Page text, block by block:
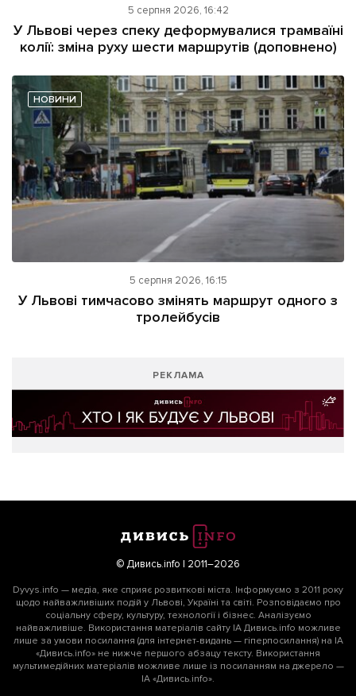
5 серпня 2026, 16:42
У Львові через спеку деформувалися трамваїні
колії: зміна руху шести маршрутів (доповнено)
НОВИНИ
5 серпня 2026, 16:15
У Львові тимчасово змінять маршрут одного з
тролейбусів
РЕКЛАМА
© Дивись.info | 2011–2026
Dyvys.info — медіа, яке сприяє розвиткові міста. Інформуємо з 2011 року
щодо найважливіших подій у Львові, Україні та світі. Розповідаємо про
соціальну сферу, культуру, технології і бізнес. Аналізуємо
найважливіше. Використання матеріалів сайту ІА Дивись.info можливе
лише за умови посилання (для інтернет-видань — гіперпосилання) на ІА
«Дивись.info» не нижче першого абзацу тексту. Використання
мультимедійних матеріалів можливе лише із посиланням на джерело —
ІА «Дивись.info».